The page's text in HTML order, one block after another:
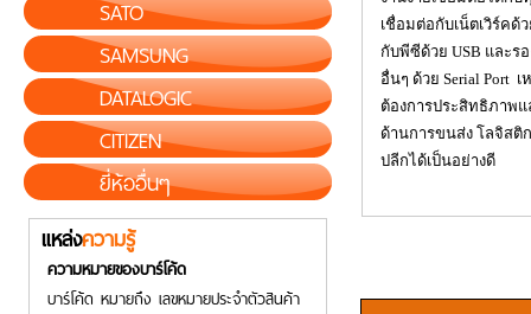
SATO
SAMSUNG
DATALOGIC
CITIZEN
ยี่ห้ออื่นๆ
แหล่งความรู้
ความหมายของบาร์โค้ด
บาร์โค้ด หมายถึง เลขหมายประจำตัวสินค้า
เชื่อมต่อกับเน็ตเวิร์ค
กับพีซีด้วย USB และร
อื่นๆ ด้วย Serial Port เ
ต้องการประสิทธิภาพแ
ด้านการขนส่ง โลจิสติ
ปลีกได้เป็นอย่างดี